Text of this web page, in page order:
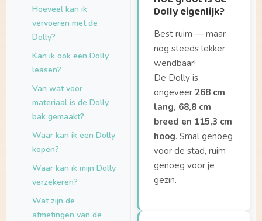
Hoeveel kan ik
vervoeren met de
Dolly?
Kan ik ook een Dolly
leasen?
Van wat voor
materiaal is de Dolly
bak gemaakt?
Waar kan ik een Dolly
kopen?
Waar kan ik mijn Dolly
verzekeren?
Wat zijn de
afmetingen van de
Dolly eigenlijk?
Best ruim — maar
nog steeds lekker
wendbaar!
De Dolly is
ongeveer 268 cm
lang, 68,8 cm
breed en 115,3 cm
hoog. Smal genoeg
voor de stad, ruim
genoeg voor je
gezin.